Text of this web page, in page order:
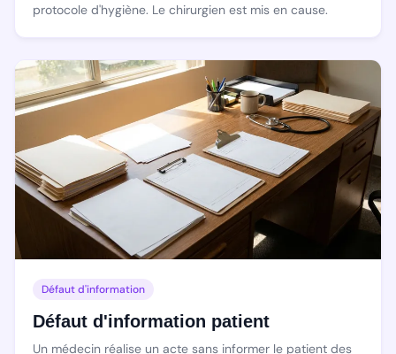
protocole d'hygiène. Le chirurgien est mis en cause.
Défaut d'information
Défaut d'information patient
Un médecin réalise un acte sans informer le patient des